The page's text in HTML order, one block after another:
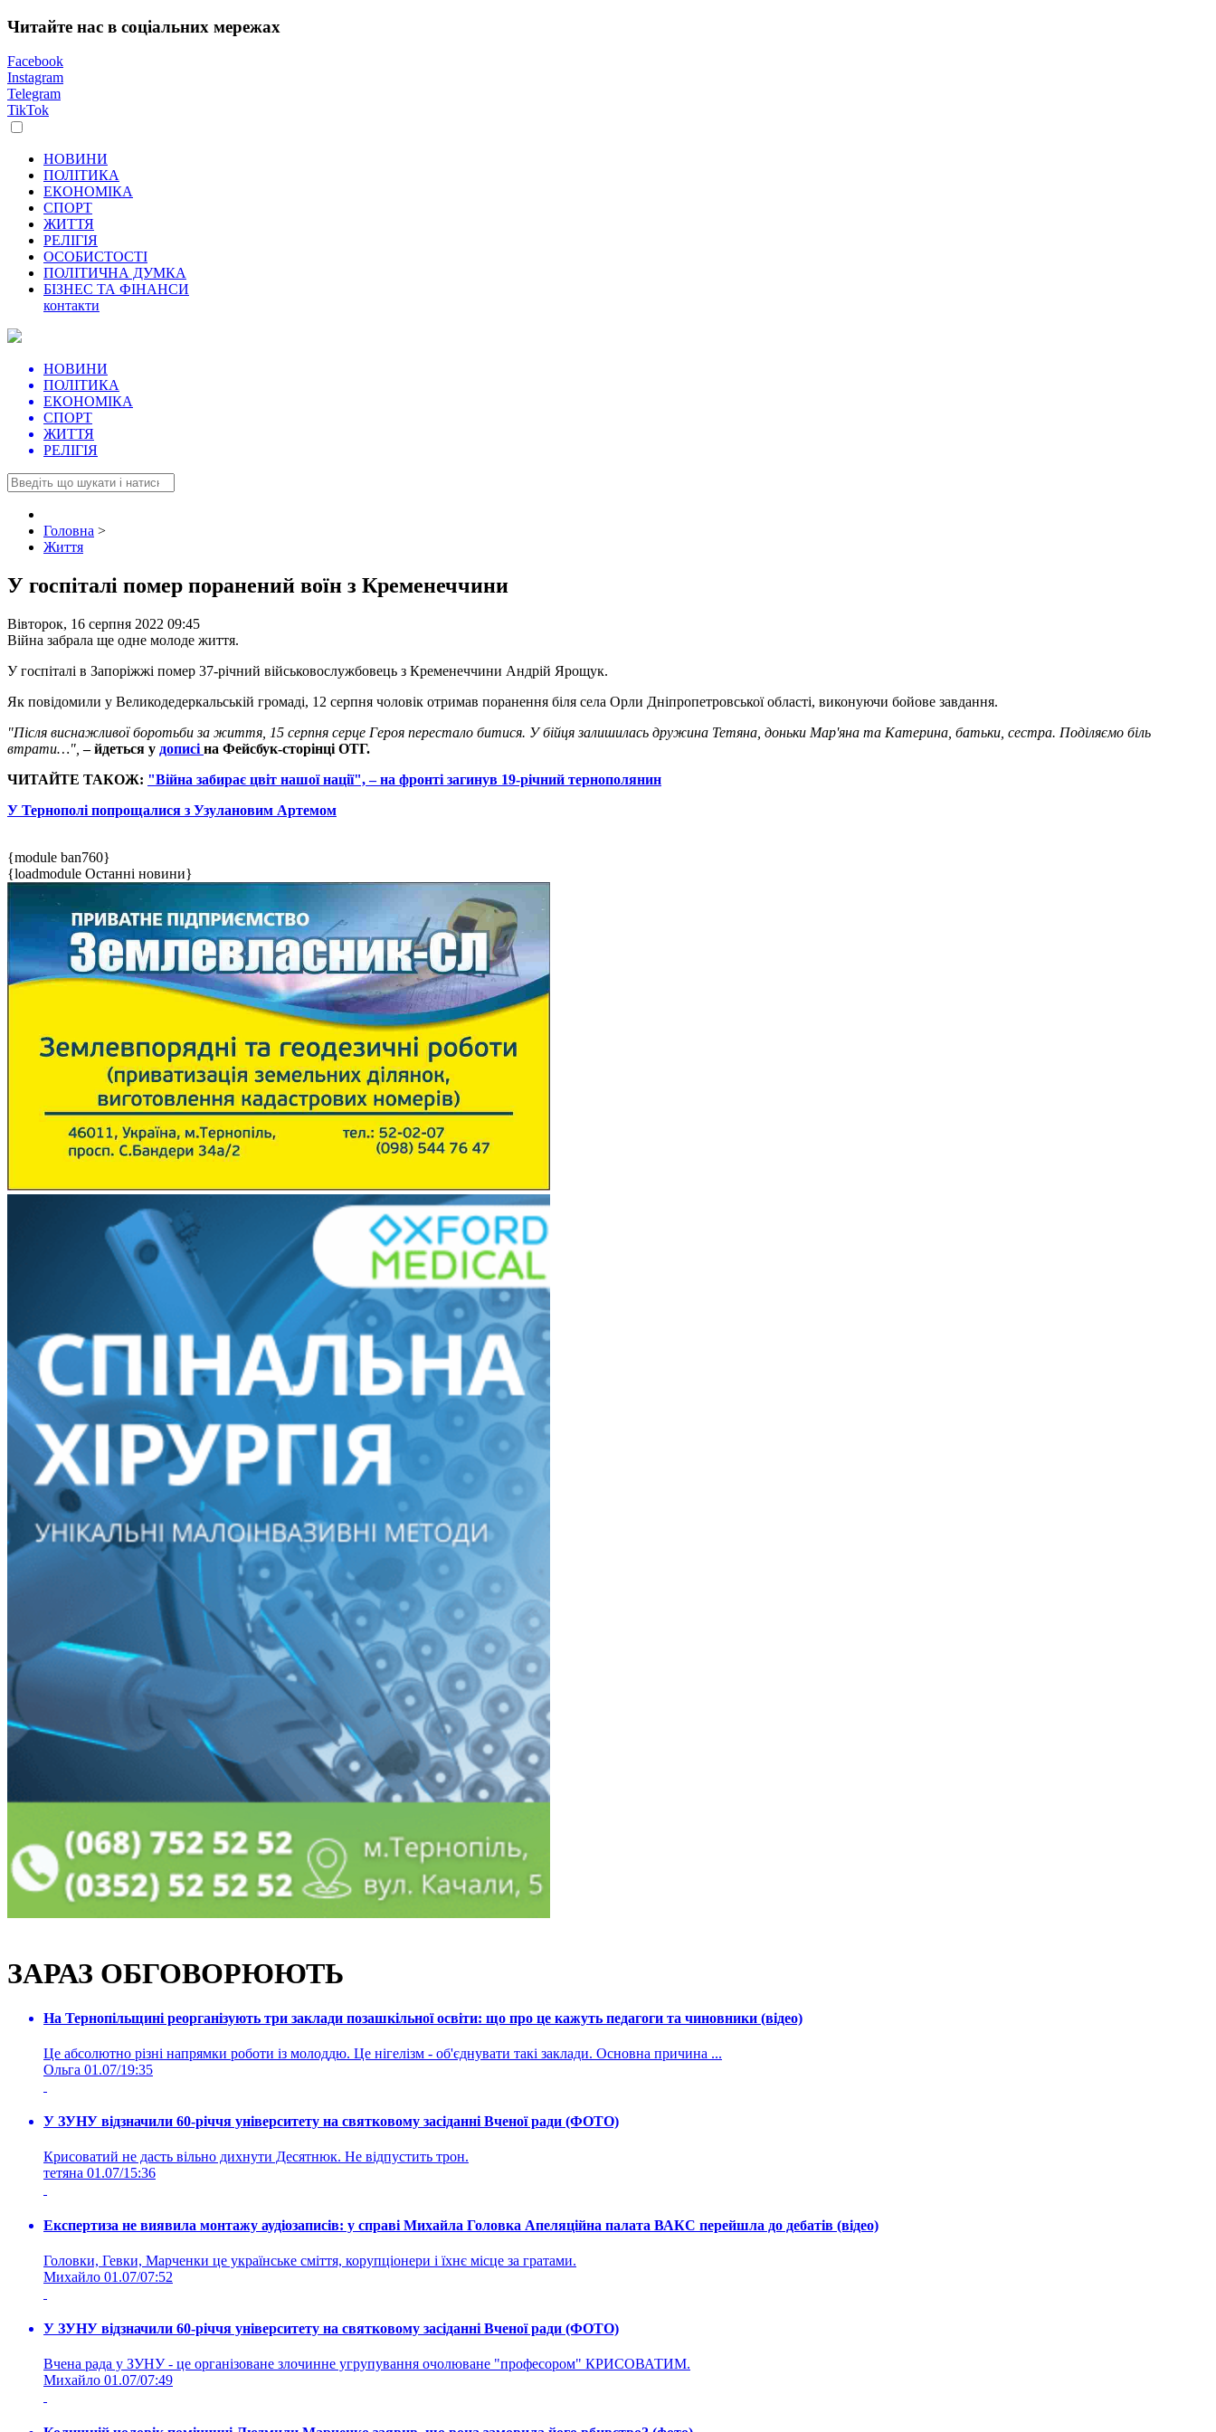
Читайте нас в соціальних мережах
Facebook
Instagram
Telegram
TikTok
НОВИНИ
ПОЛІТИКА
ЕКОНОМІКА
СПОРТ
ЖИТТЯ
РЕЛІГІЯ
ОСОБИСТОСТІ
ПОЛІТИЧНА ДУМКА
БІЗНЕС ТА ФІНАНСИ
контакти
НОВИНИ
ПОЛІТИКА
ЕКОНОМІКА
СПОРТ
ЖИТТЯ
РЕЛІГІЯ
Головна >
Життя
У госпіталі помер поранений воїн з Кременеччини
Вівторок, 16 серпня 2022 09:45
Війна забрала ще одне молоде життя.
У госпіталі в Запоріжжі помер 37-річний військовослужбовець з Кременеччини Андрій Ярощук.
Як повідомили у Великодедеркальській громаді, 12 серпня чоловік отримав поранення біля села Орли Дніпропетровської області, виконуючи бойове завдання.
"Після виснажливої боротьби за життя, 15 серпня серце Героя перестало битися. У бійця залишилась дружина Тетяна, доньки Мар'яна та Катерина, батьки, сестра. Поділяємо біль
втрати…",– йдеться у дописі на Фейсбук-сторінці ОТГ.
ЧИТАЙТЕ ТАКОЖ: "Війна забирає цвіт нашої нації", – на фронті загинув 19-річний тернополянин
У Тернополі попрощалися з Узулановим Артемом
{module ban760}
{loadmodule Останні новини}
ЗАРАЗ ОБГОВОРЮЮТЬ
На Тернопільщині реорганізують три заклади позашкільної освіти: що про це кажуть педагоги та чиновники (відео)
Це абсолютно різні напрямки роботи із молоддю. Це нігелізм - об'єднувати такі заклади. Основна причина ...
Ольга 01.07/19:35
У ЗУНУ відзначили 60-річчя університету на святковому засіданні Вченої ради (ФОТО)
Крисоватий не дасть вільно дихнути Десятнюк. Не відпустить трон.
тетяна 01.07/15:36
Експертиза не виявила монтажу аудіозаписів: у справі Михайла Головка Апеляційна палата ВАКС перейшла до дебатів (відео)
Головки, Гевки, Марченки це українське сміття, корупціонери і їхнє місце за гратами.
Михайло 01.07/07:52
У ЗУНУ відзначили 60-річчя університету на святковому засіданні Вченої ради (ФОТО)
Вчена рада у ЗУНУ - це організоване злочинне угрупування очолюване "професором" КРИСОВАТИМ.
Михайло 01.07/07:49